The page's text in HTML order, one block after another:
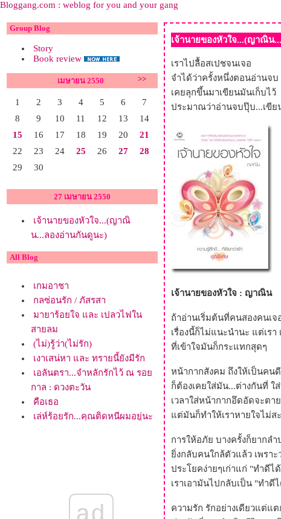
Bloggang.com : weblog for you and your gang
Group Blog
Story
Book review
เมษายน 2550 >>
1 2 3 4 5 6
7
8
9 10 11 12 13
14
15
16 17 18 19 20
21
22
23 24 25 26 27
28
29
30
27 เมษายน 2550
เจ้านายของหัวใจ...(ญาณิ
น...ลองอ่านกันดูนะ)
All Blog
เกมอาชา
กลซ่อนรัก / ภัสรสา
มายาร้อยใจ และ เปลวไฟใน
สายลม
(ไม่)รู้ว่า(ไม่รัก)
เงาเสน่หา และ ทรายนี้ยังมีรัก
เอลันตรา...จำหลักรักไว้ ณ รอ
กาล : ดวงตะวัน
คือเธอ
เล่ห์ร้อยรัก...คุณติดหนีผมอยู่นะ
ad
เจ้านายของหัวใจ...(ญาณิน
เราไปลื้อสเปชจนเจอ
จำได้ว่าครั้งหนึ่งตอนอ่านจบ
เคยลุกขึ้นมาเขียนมันเก็บไว้
ประมาณว่าอ่านจบปุ๊บ...เขีย
เจ้านายของหัวใจ : ญาณิน
ถ้าอ่านเริ่มต้นที่คนสองคนเจ
เรื่องนี้ก็ไม่แนะนำนะ แต่เรา
ที่เข้าใจมันก็กระแทกสุดๆ
หน้ากากสังคม ถึงให้เป็นคน
ก็ต้องเคยใส่มัน...ต่างกันที่
เวลาใส่หน้ากากอึดอัดจะต
ต่มันก็ทำให้เราหายใจไม่ส
การให้อภัย บางครั้งก็ยากลำ
งกลับคนใกล้ตัวแล้ว เพราะ
ประโยคง่ายๆเก่าแก่ "ทำดีไ
เราเอามันไปกลับเป็น "ทำ
ความรัก รักอย่างเดียวแต่แ